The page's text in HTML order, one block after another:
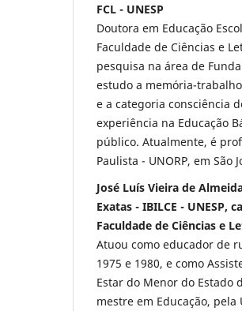
FCL - UNESP
Doutora em Educação
Faculdade de Ciências e
pesquisa na área de
estudo a memória-
e a categoria consciência
experiência na Educação
público. Atualmente, é
Paulista - UNORP, em São
José Luís Vieira de
Exatas - IBILCE - UNESP,
Faculdade de Ciências e
Atuou como educador de
1975 e 1980, e como
Estar do Menor do Estado
mestre em Educação,